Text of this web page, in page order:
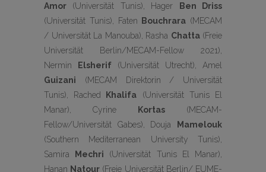
Amor (Universität Tunis), Hager
Ben Driss
(Universität Tunis), Faten
Bouchrara (MECAM
/ Universität La Manouba), Rasha Chatta(Freie
Universität Berlin/MECAM-Fellow 2021),
Nermin
Elsherif (Universität Utrecht), Amel
Guizani (MECAM Direktorin / Universität
Tunis), Rached
Khalifa (Universität Tunis El
Manar), Cyrine
Kortas (MECAM-
Fellow/Universität Gabes), Douja
Mamelouk
(Southern Mediterranean University Tunis),
Samira
Mechri (Universität Tunis El Manar),
Hanan Natour (Freie Universität Berlin/ EUME-